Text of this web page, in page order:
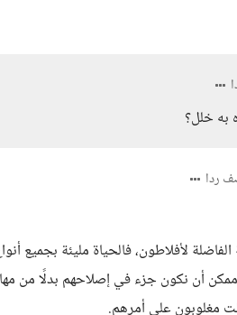
به خلل؟
ردا
لأفلاطون، فالحياة مليئة بجميع
أن نكون جزء في إصلاحهم بدلًا من
مغلوبون على أمرهم.